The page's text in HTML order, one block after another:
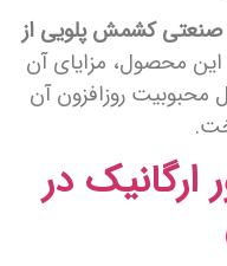
صنعتی کشمش پلویی از
محصول، مزایای آن
محبوبیت روزافزون آن
ارگانیک در